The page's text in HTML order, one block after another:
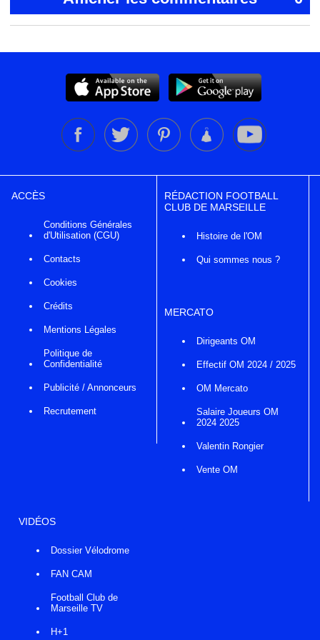
ACCÈS
Conditions Générales
d'Utilisation (CGU)
Contacts
Cookies
Crédits
Mentions Légales
Politique de
Confidentialité
Publicité / Annonceurs
Recrutement
RÉDACTION FOOTBALL
CLUB DE MARSEILLE
Histoire de l'OM
Qui sommes nous ?
MERCATO
Dirigeants OM
Effectif OM 2024 / 2025
OM Mercato
Salaire Joueurs OM
2024 2025
Valentin Rongier
Vente OM
VIDÉOS
Dossier Vélodrome
FAN CAM
Football Club de
Marseille TV
H+1